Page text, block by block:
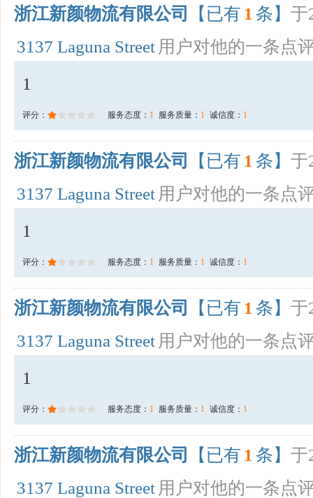
浙江新颜物流有限公司 【已有 1 条】 于
3137 Laguna Street 用户对他的一条点
1
评分： 服务态度： 1 服务质量： 1 诚信度： 1
浙江新颜物流有限公司 【已有 1 条】 于
3137 Laguna Street 用户对他的一条点
1
评分： 服务态度： 1 服务质量： 1 诚信度： 1
浙江新颜物流有限公司 【已有 1 条】 于
3137 Laguna Street 用户对他的一条点
1
评分： 服务态度： 1 服务质量： 1 诚信度： 1
浙江新颜物流有限公司 【已有 1 条】 于
3137 Laguna Street 用户对他的一条点